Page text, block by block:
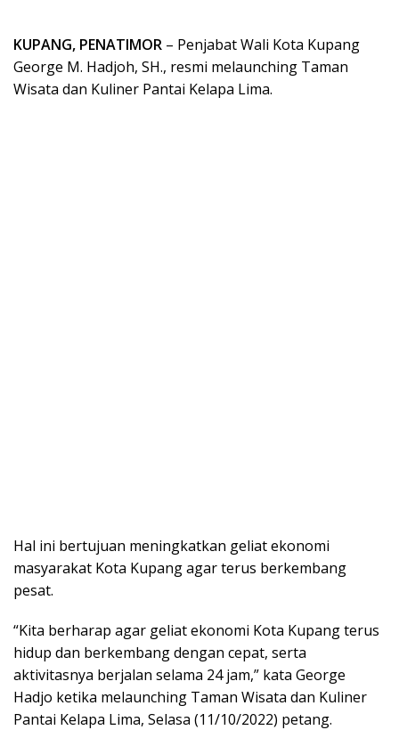
KUPANG, PENATIMOR – Penjabat Wali Kota Kupang
George M. Hadjoh, SH., resmi melaunching Taman
Wisata dan Kuliner Pantai Kelapa Lima.
Hal ini bertujuan meningkatkan geliat ekonomi
masyarakat Kota Kupang agar terus berkembang
pesat.
“Kita berharap agar geliat ekonomi Kota Kupang terus
hidup dan berkembang dengan cepat, serta
aktivitasnya berjalan selama 24 jam,” kata George
Hadjo ketika melaunching Taman Wisata dan Kuliner
Pantai Kelapa Lima, Selasa (11/10/2022) petang.